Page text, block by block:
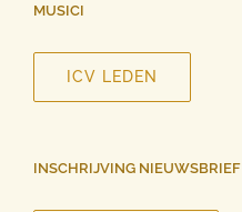
MUSICI
ICV LEDEN
INSCHRIJVING NIEUWSBRIEF